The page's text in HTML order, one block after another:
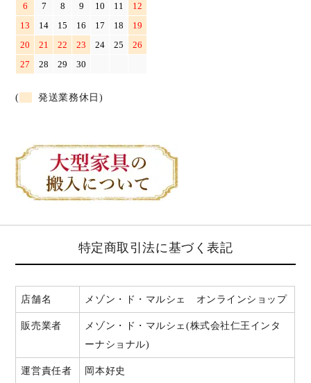
6
7 8 9 10 11
12
13
14 15 16 17 18
19
20
21 22 23 24 25
26
27
28 29 30
( 発送業務休日)
特定商取引法に基づく表記
店舗名 メゾン・ド・マルシェ オンラインショップ
販売業者
メゾン・ド・マルシェ(株式会社仁王インタ
ーナショナル)
運営責任者 岡本好史